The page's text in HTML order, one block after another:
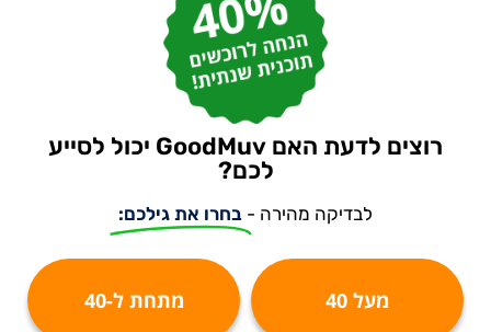
רוצים לדעת האם GoodMuv יכול לסייע
לכם?
לבדיקה מהירה - בחרו את גילכם:
מעל 40 מתחת ל-40